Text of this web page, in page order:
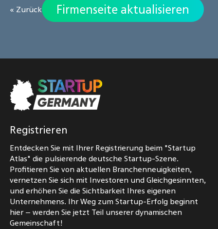
« Zurück Firmenseite aktualisieren
Registrieren
Entdecken Sie mit Ihrer Registrierung beim "Startup
Atlas" die pulsierende deutsche Startup-Szene.
Profitieren Sie von aktuellen Branchenneuigkeiten,
vernetzen Sie sich mit Investoren und Gleichgesinnten,
und erhöhen Sie die Sichtbarkeit Ihres eigenen
Unternehmens. Ihr Weg zum Startup-Erfolg beginnt
hier – werden Sie jetzt Teil unserer dynamischen
Gemeinschaft!